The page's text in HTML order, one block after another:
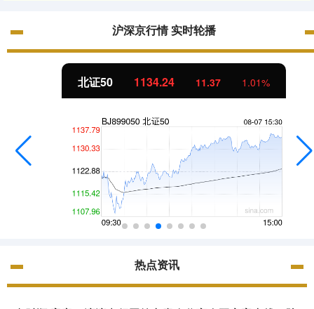
沪深京行情 实时轮播
北证50 1134.24 11.37 1.01%
热点资讯